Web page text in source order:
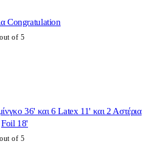
Congratulation
out of 5
36' και 6 Latex 11' και 2 Αστέρια
Foil 18'
out of 5